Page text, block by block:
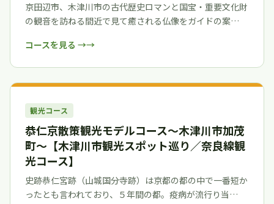
京田辺市、木津川市の古代歴史ロマンと国宝・重要文化財
の観音を訪ねる間近で見て癒される仏像をガイドの案…
コースを見る →
観光コース
恭仁京散策観光モデルコース～木津川市加茂
町～【木津川市観光スポット巡り／奈良線観
光コース】
史跡恭仁宮跡（山城国分寺跡）は京都の都の中で一番短か
ったとも言われており、５年間の都。疫病が流行り当…